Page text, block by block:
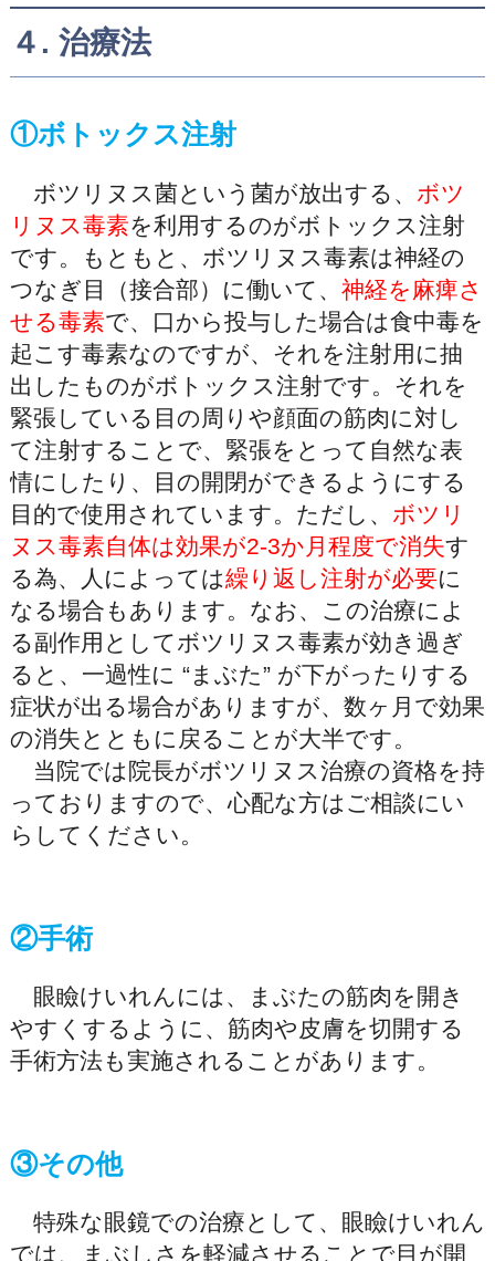
４. 治療法
①ボトックス注射
ボツリヌス菌という菌が放出する、 ボツ
リヌス毒素を利用するのがボトックス注射
です。もともと、ボツリヌス毒素は神経の
つなぎ目（接合部）に働いて、 神経を麻痺さ
せる毒素で、口から投与した場合は食中毒を
起こす毒素なのですが、それを注射用に抽
出したものがボトックス注射です。それを
緊張している目の周りや顔面の筋肉に対し
て注射することで、緊張をとって自然な表
情にしたり、目の開閉ができるようにする
目的で使用されています。ただし、 ボツリ
ヌス毒素自体は効果が2-3か月程度で消失す
る為、人によっては繰り返し注射が必要に
なる場合もあります。なお、この治療によ
る副作用としてボツリヌス毒素が効き過ぎ
ると、一過性に “まぶた” が下がったりする
症状が出る場合がありますが、数ヶ月で効果
の消失とともに戻ることが大半です。
当院では院長がボツリヌス治療の資格を持
っておりますので、心配な方はご相談にい
らしてください。
②手術
眼瞼けいれんには、まぶたの筋肉を開き
やすくするように、筋肉や皮膚を切開する
手術方法も実施されることがあります。
③その他
特殊な眼鏡での治療として、眼瞼けいれん
では、まぶしさを軽減させることで目が開